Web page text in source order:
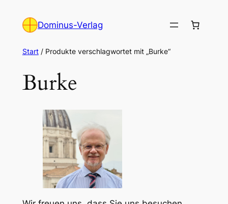
Inhalt
Dominus-Verlag
Start/ Produkte verschlagwortet mit „Burke“
Burke